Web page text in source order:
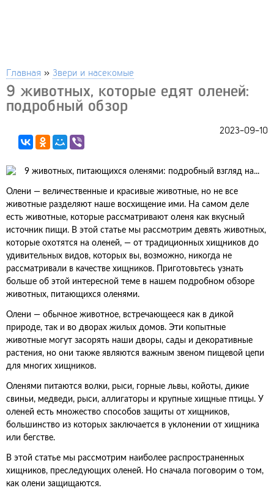
Главная » Звери и насекомые
9 животных, которые едят оленей:
подробный обзор
2023-09-10
Олени — величественные и красивые животные, но не все
животные разделяют наше восхищение ими. На самом деле
есть животные, которые рассматривают оленя как вкусный
источник пищи. В этой статье мы рассмотрим девять животных,
которые охотятся на оленей, — от традиционных хищников до
удивительных видов, которых вы, возможно, никогда не
рассматривали в качестве хищников. Приготовьтесь узнать
больше об этой интересной теме в нашем подробном обзоре
животных, питающихся оленями.
Олени — обычное животное, встречающееся как в дикой
природе, так и во дворах жилых домов. Эти копытные
животные могут засорять наши дворы, сады и декоративные
растения, но они также являются важным звеном пищевой цепи
для многих хищников.
Оленями питаются волки, рыси, горные львы, койоты, дикие
свиньи, медведи, рыси, аллигаторы и крупные хищные птицы. У
оленей есть множество способов защиты от хищников,
большинство из которых заключается в уклонении от хищника
или бегстве.
В этой статье мы рассмотрим наиболее распространенных
хищников, преследующих оленей. Но сначала поговорим о том,
как олени защищаются.